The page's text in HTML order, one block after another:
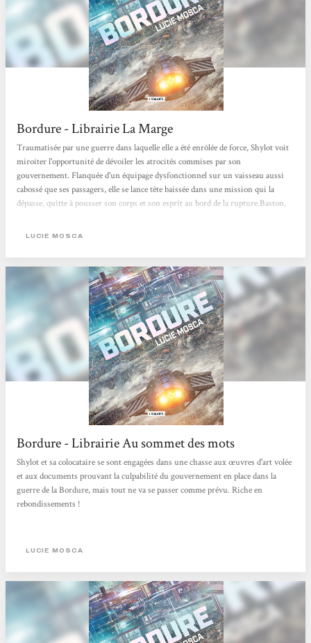
Bordure - Librairie La Marge
Traumatisée par une guerre dans laquelle elle a été enrôlée de force, Shylot voit
miroiter l'opportunité de dévoiler les atrocités commises par son
gouvernement. Flanquée d'un équipage dysfonctionnel sur un vaisseau aussi
cabossé que ses passagers, elle se lance tête baissée dans une mission qui la
dépasse, quitte à pousser son corps et son esprit au bord de la rupture.Baston,
alsacienne !
LUCIE MOSCA
Bordure - Librairie Au sommet des mots
Shylot et sa colocataire se sont engagées dans une chasse aux œuvres d'art volée
et aux documents prouvant la culpabilité du gouvernement en place dans la
guerre de la Bordure, mais tout ne va se passer comme prévu. Riche en
rebondissements !
LUCIE MOSCA